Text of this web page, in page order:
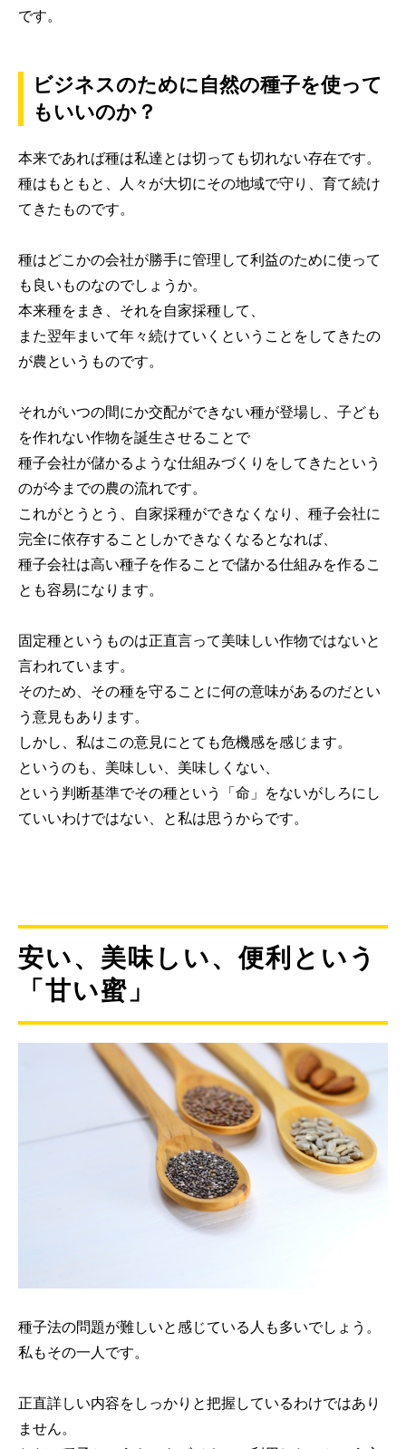
です。
ビジネスのために自然の種子を使って
もいいのか？
本来であれば種は私達とは切っても切れない存在です。
種はもともと、人々が大切にその地域で守り、育て続け
てきたものです。
種はどこかの会社が勝手に管理して利益のために使って
も良いものなのでしょうか。
本来種をまき、それを自家採種して、
また翌年まいて年々続けていくということをしてきたの
が農というものです。
それがいつの間にか交配ができない種が登場し、子ども
を作れない作物を誕生させることで
種子会社が儲かるような仕組みづくりをしてきたという
のが今までの農の流れです。
これがとうとう、自家採種ができなくなり、種子会社に
完全に依存することしかできなくなるとなれば、
種子会社は高い種子を作ることで儲かる仕組みを作るこ
とも容易になります。
固定種というものは正直言って美味しい作物ではないと
言われています。
そのため、その種を守ることに何の意味があるのだとい
う意見もあります。
しかし、私はこの意見にとても危機感を感じます。
というのも、美味しい、美味しくない、
という判断基準でその種という「命」をないがしろにし
ていいわけではない、と私は思うからです。
安い、美味しい、便利という
「甘い蜜」
種子法の問題が難しいと感じている人も多いでしょう。
私もその一人です。
正直詳しい内容をしっかりと把握しているわけではあり
ません。